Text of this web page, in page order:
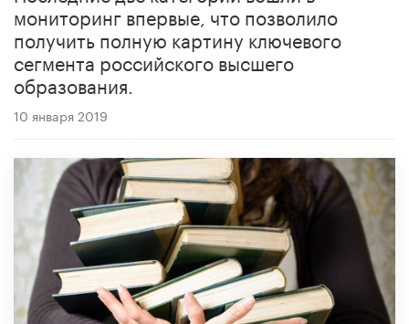
мониторинг впервые, что позволило
получить полную картину ключевого
сегмента российского высшего
образования.
10 января 2019